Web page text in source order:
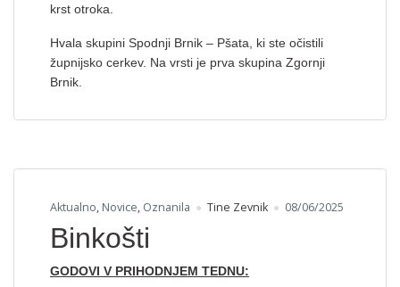
krst otroka.
Hvala skupini Spodnji Brnik – Pšata, ki ste očistili
župnijsko cerkev. Na vrsti je prva skupina Zgornji
Brnik.
Aktualno, Novice, Oznanila Tine Zevnik 08/06/2025
Binkošti
GODOVI V PRIHODNJEM TEDNU: